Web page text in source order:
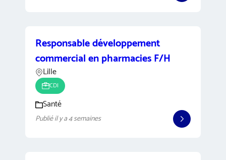
Responsable développement
commercial en pharmacies F/H
Lille
CDI
Santé
Publié il y a 4 semaines